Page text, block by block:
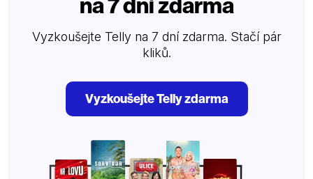
Vyzkoušejte Telly na 7 dní zdarma. Stačí pár
kliků.
Vyzkoušejte Telly zdarma